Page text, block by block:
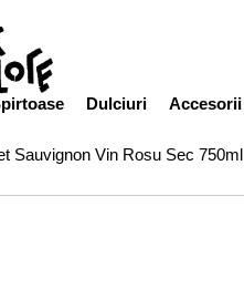
Dulciuri Accesorii
Sauvignon Vin Rosu Sec 750ml